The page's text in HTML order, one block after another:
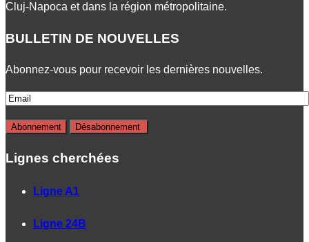
Cluj-Napoca et dans la région métropolitaine.
BULLETIN DE NOUVELLES
Abonnez-vous pour recevoir les dernières nouvelles.
Lignes cherchées
Ligne A1
Ligne 24B